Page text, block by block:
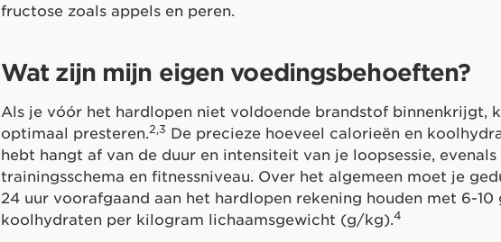
fructose zoals appels en peren.
Wat zijn mijn eigen voedingsbehoeften?
Als je vóór het hardlopen niet voldoende brandstof binnenkrijgt,
optimaal presteren.2,3 De precieze hoeveel calorieën en
hebt hangt af van de duur en intensiteit van je loopsessie,
trainingsschema en fitnessniveau. Over het algemeen moet je
24 uur voorafgaand aan het hardlopen rekening houden met 6-10
koolhydraten per kilogram lichaamsgewicht (g/kg).4